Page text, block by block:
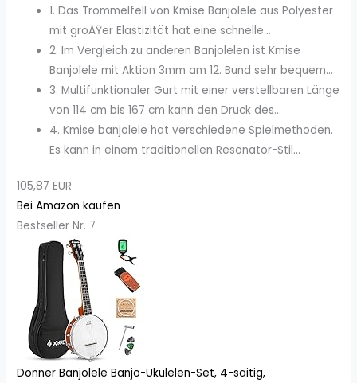
1. Das Trommelfell von Kmise Banjolele aus Polyester
mit groÃŸer Elastizität hat eine schnelle...
2. Im Vergleich zu anderen Banjolelen ist Kmise
Banjolele mit Aktion 3mm am 12. Bund sehr bequem...
3. Multifunktionaler Gurt mit einer verstellbaren Länge
von 114 cm bis 167 cm kann den Druck des...
4. Kmise banjolele hat verschiedene Spielmethoden.
Es kann in einem traditionellen Resonator-Stil...
105,87 EUR
Bei Amazon kaufen
Bestseller Nr. 7
Donner Banjolele Banjo-Ukulelen-Set, 4-saitig,